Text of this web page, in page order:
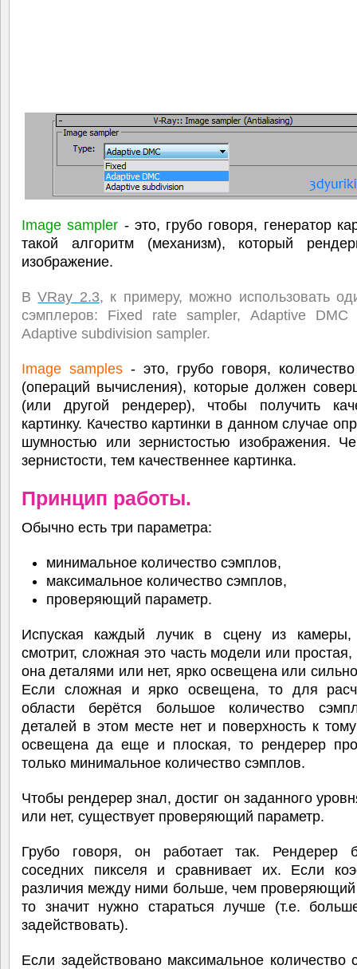
Image sampler - это, грубо говоря, генератор
такой алгоритм (механизм), который
изображение.
ВVRay 2.3, к примеру, можно использовать
сэмплеров: Fixed rate sampler, Adaptive DMC
Adaptive subdivision sampler.
Image samples - это, грубо говоря,
(операций вычисления), которые должен
(или другой рендерер), чтобы получить
картинку. Качество картинки в данном случае
шумностью или зернистостью изображения.
зернистости, тем качественнее картинка.
Принцип работы.
Обычно есть три параметра:
минимальное количество сэмплов,
максимальное количество сэмплов,
проверяющий параметр.
Испуская каждый лучик в сцену из камеры,
смотрит, сложная это часть модели или
она деталями или нет, ярко освещена или
Если сложная и ярко освещена, то для
области берётся большое количество
деталей в этом месте нет и поверхность к
освещена да еще и плоская, то рендерер
только минимальное количество сэмплов.
Чтобы рендерер знал, достиг он заданного
или нет, существует проверяющий параметр.
Грубо говоря, он работает так. Рендерер
соседних пикселя и сравнивает их. Если
различия между ними больше, чем проверяющий
то значит нужно стараться лучше (т.е.
задействовать).
Если задействовано максимальное количество